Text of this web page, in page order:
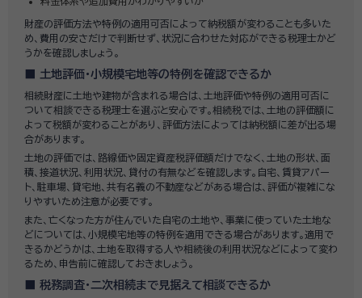
財産の評価方法や特例の適用可否によって納税額が変わることも多いた
め、費用の安さだけで判断せず、状況に合わせた対応ができる税理士かど
うかを確認しましょう。
土地評価・小規模宅地等の特例を確認できるか
相続財産に土地や建物が含まれる場合は、土地評価や特例の適用可否に
ついて相談できる税理士を選ぶと安心です。相続税では、土地の評価額に
よって税額が変わることがあり、評価方法によっては納税額に差が出る場
合があります。
土地の評価では、路線価や固定資産税評価額だけでなく、土地の形状、面
積、接道状況、利用状況、貸付の有無などを確認します。自宅、賃貸アパー
ト、駐車場、貸宅地、共有名義の不動産などがある場合は、評価が複雑にな
りやすいため注意が必要です。
また、亡くなった方が住んでいた自宅の土地や、事業に使っていた土地な
どについては、小規模宅地等の特例を適用できる場合があります。適用で
きるかどうかは、土地を取得する人や相続後の利用状況などによって変わ
るため、申告前に確認しておきましょう。
税務調査・二次相続まで見据えて相談できるか